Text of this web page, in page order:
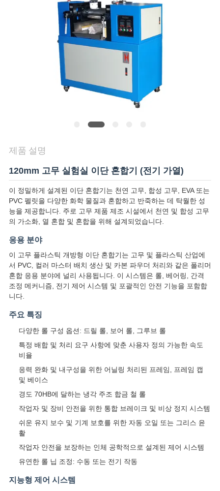
주
세
요
뉴
스
인
용
문
을
요
구
하
세
요
SHOW
제품 설명
120mm 고무 실험실 이단 혼합기 (전기 가열)
이 정밀하게 설계된 이단 혼합기는 천연 고무, 합성 고무, EVA 또는
PVC 펠릿을 다양한 화학 물질과 혼합하고 반죽하는 데 탁월한 성
능을 제공합니다. 주로 고무 제품 제조 시설에서 천연 및 합성 고무
의 가소화, 열 혼합 및 혼합을 위해 설계되었습니다.
응용 분야
이 고무 플라스틱 개방형 이단 혼합기는 고무 및 플라스틱 산업에
서 PVC, 컬러 마스터 배치 생산 및 카본 파우더 처리와 같은 폴리머
혼합 응용 분야에 널리 사용됩니다. 이 시스템은 롤, 베어링, 간격
조정 메커니즘, 전기 제어 시스템 및 포괄적인 안전 기능을 포함합
니다.
주요 특징
다양한 롤 구성 옵션: 드릴 롤, 보어 롤, 그루브 롤
특정 배합 및 처리 요구 사항에 맞춘 사용자 정의 가능한 속도
비율
응력 완화 및 내구성을 위한 어닐링 처리된 프레임, 프레임 캡
및 베이스
경도 70HB에 달하는 냉각 주조 합금 철 롤
작업자 및 장비 안전을 위한 통합 브레이크 및 비상 정지 시스템
쉬운 유지 보수 및 기계 보호를 위한 자동 오일 또는 그리스 윤
활
작업자 안전을 보장하는 인체 공학적으로 설계된 제어 시스템
유연한 롤 닙 조정: 수동 또는 전기 작동
지능형 제어 시스템